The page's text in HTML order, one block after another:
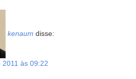
kenaum disse:
2011 às 09:22